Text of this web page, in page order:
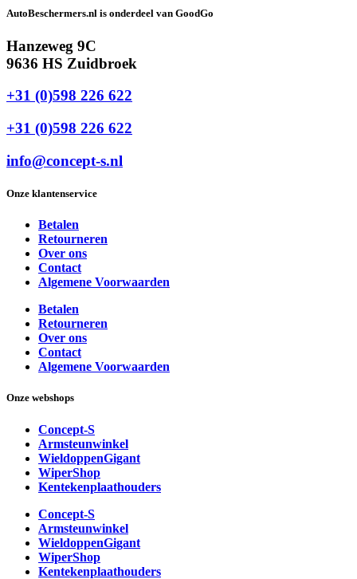
AutoBeschermers.nl is onderdeel van GoodGo
Hanzeweg 9C
9636 HS Zuidbroek
+31 (0)598 226 622
+31 (0)598 226 622
info@concept-s.nl
Onze klantenservice
Betalen
Retourneren
Over ons
Contact
Algemene Voorwaarden
Betalen
Retourneren
Over ons
Contact
Algemene Voorwaarden
Onze webshops
Concept-S
Armsteunwinkel
WieldoppenGigant
WiperShop
Kentekenplaathouders
Concept-S
Armsteunwinkel
WieldoppenGigant
WiperShop
Kentekenplaathouders